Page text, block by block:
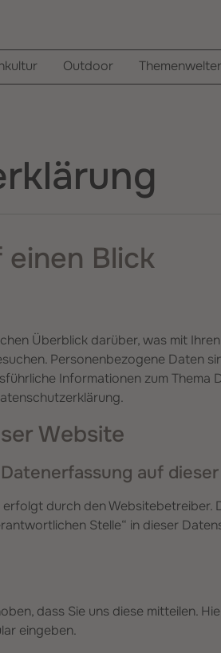
Outdoor
einen Blick
Überblick darüber, was mit
Personenbezogene Daten
Informationen zum Thema
Website
auf
durch den Websitebetreiber.
Stelle“ in dieser
dass Sie uns diese mitteilen.
eingeben.